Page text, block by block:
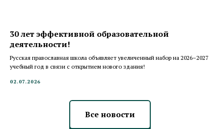
30 лет эффективной образовательной
деятельности!
Русская православная школа объявляет увеличенный набор на 2026–2027
учебный год в связи с открытием нового здания!
02.07.2026
Все новости